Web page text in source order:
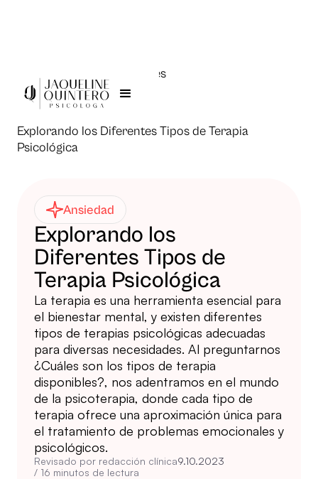
Todas las publicaciones
Explorando los Diferentes Tipos de Terapia
Psicológica
Ansiedad
Explorando los
Diferentes Tipos de
Terapia Psicológica
La terapia es una herramienta esencial para
el bienestar mental, y existen diferentes
tipos de terapias psicológicas adecuadas
para diversas necesidades. Al preguntarnos
¿Cuáles son los tipos de terapia
disponibles?, nos adentramos en el mundo
de la psicoterapia, donde cada tipo de
terapia ofrece una aproximación única para
el tratamiento de problemas emocionales y
psicológicos.
Revisado por redacción clínica9.10.2023
/ 16 minutos de lectura